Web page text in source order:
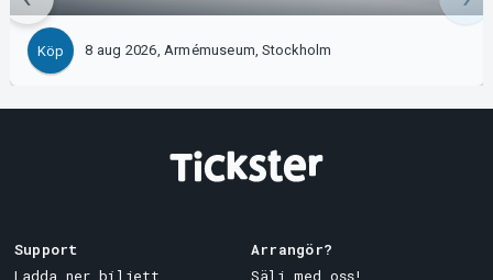
Köp 8 aug 2026, Armémuseum, Stockholm
Support
Ladda ner biljett
Arrangör?
Sälj med oss!